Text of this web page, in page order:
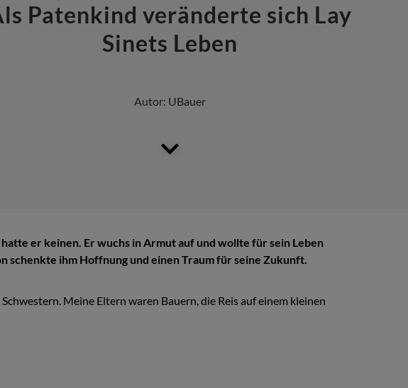
Patenkind veränderte sich Lay
Sinets Leben
Autor: UBauer
er keinen. Er wuchs in Armut auf und wollte für sein Leben
schenkte ihm Hoffnung und einen Traum für seine Zukunft.
Meine Eltern waren Bauern, die Reis auf einem kleinen